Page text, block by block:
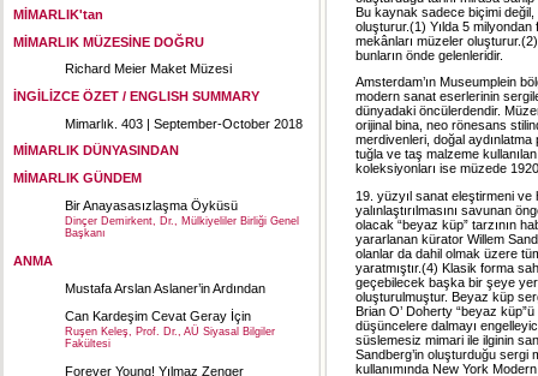
MİMARLIK'tan
MİMARLIK MÜZESİNE DOĞRU
Richard Meier Maket Müzesi
İNGİLİZCE ÖZET / ENGLISH SUMMARY
Mimarlık. 403 | September-October 2018
MİMARLIK DÜNYASINDAN
MİMARLIK GÜNDEM
Bir Anayasasızlaşma Öyküsü
Dinçer Demirkent, Dr., Mülkiyeliler Birliği Genel
Başkanı
ANMA
Mustafa Arslan Aslaner’in Ardından
Can Kardeşim Cevat Geray İçin
Ruşen Keleş, Prof. Dr., AÜ Siyasal Bilgiler
Fakültesi
Forever Young! Yılmaz Zenger
Bu kaynak sadece biçimi değil,
oluşturur.(1) Yılda 5
mekânları müzeler
bunların önde gelenleridir.
Amsterdam’ın Museumplein
modern sanat eserlerinin
dünyadaki öncülerdendir.
orijinal bina, neo rönesans
merdivenleri, doğal aydınlatma
tuğla ve taş malzeme
koleksiyonları ise müzede
19. yüzyıl sanat eleştirmeni ve
yalınlaştırılmasını savunan
olacak “beyaz küp” tarzının
yararlanan kürator Willem
olanlar da dahil olmak üzere
yaratmıştır.(4) Klasik forma
geçebilecek başka bir şeye
oluşturulmuştur. Beyaz küp
Brian O’ Doherty “beyaz
düşüncelere dalmayı
süslemesiz mimari ile ilginin
Sandberg’in oluşturduğu sergi
kullanımında New York